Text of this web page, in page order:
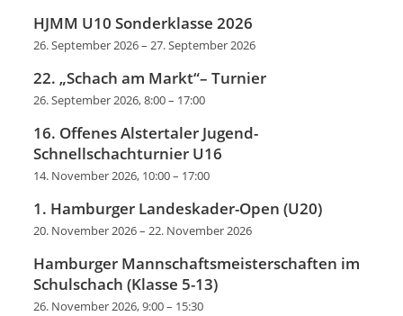
HJMM U10 Sonderklasse 2026
26. September 2026–27. September 2026
22. „Schach am Markt“– Turnier
26. September 2026, 8:00– 17:00
16. Offenes Alstertaler Jugend-
Schnellschachturnier U16
14. November 2026, 10:00– 17:00
1. Hamburger Landeskader-Open (U20)
20. November 2026–22. November 2026
Hamburger Mannschaftsmeisterschaften im
Schulschach (Klasse 5-13)
26. November 2026, 9:00– 15:30